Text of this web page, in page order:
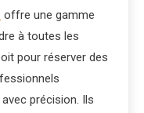
offre une gamme
à toutes les
pour réserver des
précision. Ils